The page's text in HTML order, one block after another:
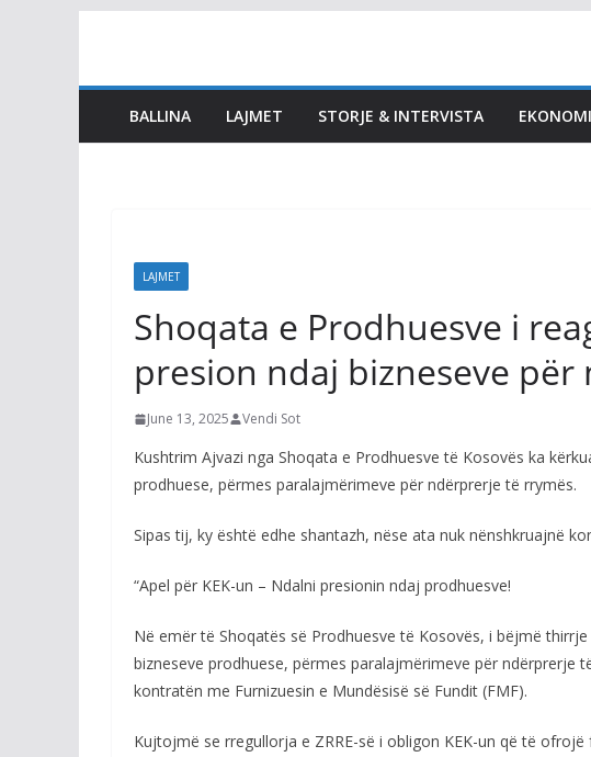
content
BALLINA LAJMET STORJE & INTERVISTA EKONOMI
LAJMET
Shoqata e Prodhuesve i
presion ndaj bizneseve
June 13, 2025 Vendi Sot
Kushtrim Ajvazi nga Shoqata e Prodhuesve të Kosovës ka
prodhuese, përmes paralajmërimeve për ndërprerje të rrymës.
Sipas tij, ky është edhe shantazh, nëse ata nuk nënshkruajnë
“Apel për KEK-un – Ndalni presionin ndaj prodhuesve!
Në emër të Shoqatës së Prodhuesve të Kosovës, i bëjmë
bizneseve prodhuese, përmes paralajmërimeve për ndërprerje
kontratën me Furnizuesin e Mundësisë së Fundit (FMF).
Kujtojmë se rregullorja e ZRRE-së i obligon KEK-un që të